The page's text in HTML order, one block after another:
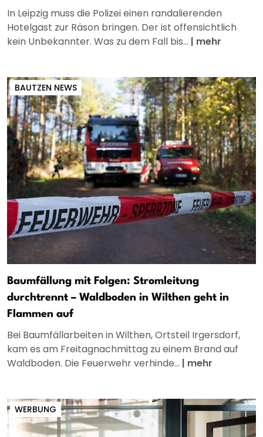
In Leipzig muss die Polizei einen randalierenden
Hotelgast zur Räson bringen. Der ist offensichtlich
kein Unbekannter. Was zu dem Fall bis... | mehr
BAUTZEN NEWS
Baumfällung mit Folgen: Stromleitung
durchtrennt – Waldboden in Wilthen geht in
Flammen auf
Bei Baumfällarbeiten in Wilthen, Ortsteil Irgersdorf,
kam es am Freitagnachmittag zu einem Brand auf
Waldboden. Die Feuerwehr verhinde... | mehr
WERBUNG